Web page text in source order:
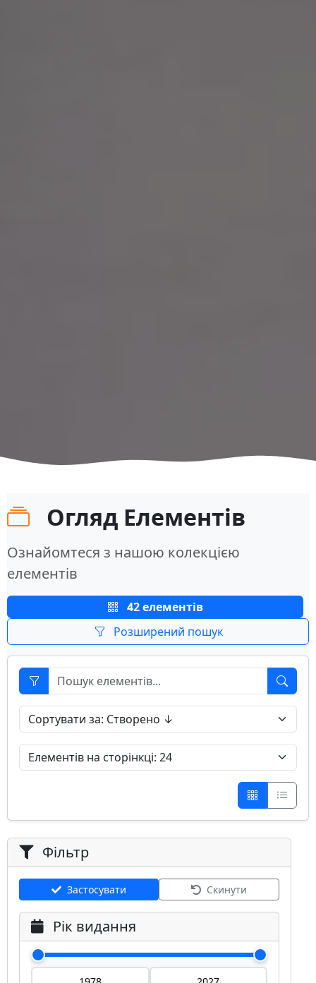
Огляд Елементів
Ознайомтеся з нашою колекцією
елементів
42 елементів
Розширений пошук
Фільтр
Застосувати Скинути
Рік видання